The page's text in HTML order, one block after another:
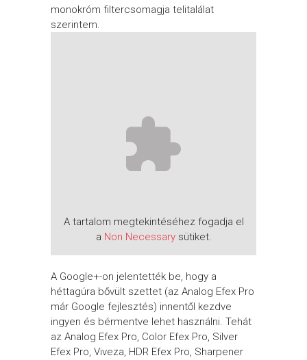
monokróm filtercsomagja telitalálat
szerintem.
A tartalom megtekintéséhez fogadja el
a Non Necessarysütiket.
A Google+-on jelentették be, hogy a
héttagúra bővült szettet (az Analog Efex Pro
már Google fejlesztés) innentől kezdve
ingyen és bérmentve lehet használni. Tehát
az Analog Efex Pro, Color Efex Pro, Silver
Efex Pro, Viveza, HDR Efex Pro, Sharpener